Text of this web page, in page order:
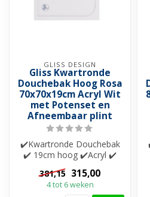
GLISS DESIGN
Gliss Kwartronde
Douchebak Hoog Rosa
70x70x19cm Acryl Wit
met Potenset en
Afneembaar plint
✔️Kwartronde Douchebak
✔️ 19cm hoog ✔️Acryl ✔️
Extra verstevigd
381,15 315,00
4 tot 6 weken